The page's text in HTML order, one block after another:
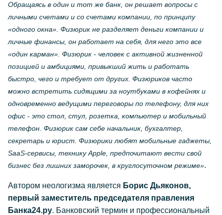
Обращаясь в один и тот же банк, он решает вопросы с
личными счетами и со счетами компании, по принципу
«одного окна». Физюрик не разделяет деньги компании и
личные финансы, он работает на себя, для него это все
«один карман». Физюрик - человек с активной жизненной
позицией и амбициями, привыкший жить и работать
быстро, чего и требует от других. Физюриков часто
можно встретить сидящими за ноутбуками в кофейнях и
одновременно ведущими переговоры по телефону, для них
офис - это стол, стул, розетка, компьютер и мобильный
телефон. Физюрик сам себе начальник, бухгалтер,
секретарь и юрист. Физюрики любят мобильные гаджеты,
SaaS-сервисы, технику Apple, предпочитают вести свой
бизнес без лишних заморочек, в круглосуточном режиме».
Автором неологизма является Борис Дьяконов,
первый заместитель председателя правления
Банка24.ру. Банковский термин и профессиональный